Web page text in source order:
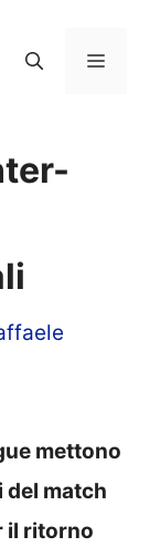
Menu
mettono
match
il ritorno